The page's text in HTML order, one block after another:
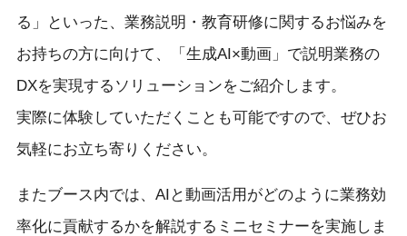
る」といった、業務説明・教育研修に関するお悩みを
お持ちの方に向けて、「生成AI×動画」で説明業務の
DXを実現するソリューションをご紹介します。
実際に体験していただくことも可能ですので、ぜひお
気軽にお立ち寄りください。
またブース内では、AIと動画活用がどのように業務効
率化に貢献するかを解説するミニセミナーを実施しま